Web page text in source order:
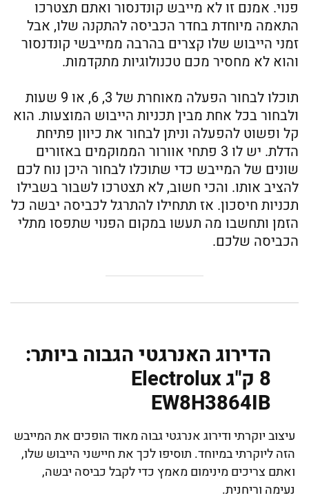
פנוי. אמנם זו לא מייבש קונדנסור ואתם תצטרכו
התאמה מיוחדת בחדר הכביסה להתקנה שלו, אבל
זמני הייבוש שלו קצרים בהרבה ממייבשי קונדנסור
והוא לא מחסיר מכם טכנולוגיות מתקדמות.
תוכלו לבחור הפעלה מאוחרת של 3, 6, או 9 שעות
ולבחור בכל אחת מבין תכניות הייבוש המוצעות. הוא
קל ופשוט להפעלה וניתן לבחור את כיוון פתיחת
הדלת. יש לו 3 פתחי אוורור הממוקמים באזורים
שונים של המייבש כדי שתוכלו לבחור היכן נוח לכם
להציב אותו. והכי חשוב, לא תצטרכו לשבור בשבילו
תכניות חיסכון. אז תתחילו להתרגל לכביסה יבשה כל
הזמן ותחשבו מה תעשו במקום הפנוי שתפסו מתלי
הכביסה שלכם.
הדירוג האנרגטי הגבוה ביותר:
8 ‏ק"ג Electrolux
EW8H3864IB ‏
עיצוב יוקרתי ודירוג אנרגטי גבוה מאוד הופכים את המייבש
הזה ליוקרתי במיוחד. תוסיפו לכך את חיישני הייבוש שלו,
ואתם צריכים מינימום מאמץ כדי לקבל כביסה יבשה,
נעימה וריחנית.